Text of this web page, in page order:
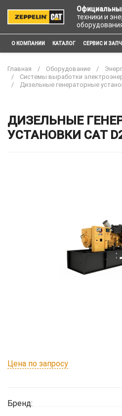
техники и
О КОМПАНИИ КАТАЛОГ СЕРВИС И
Главная Оборудование
Системы выработки
Дизельные генераторные
ДИЗЕЛЬНЫЕ
УСТАНОВКИ CAT
Цена по запросу
Бренд: